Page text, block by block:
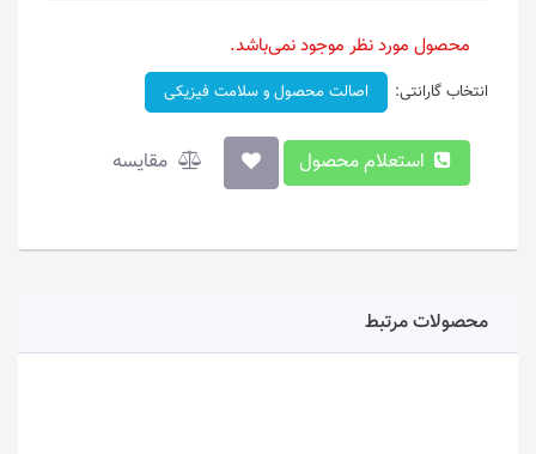
محصول مورد نظر موجود نمی‌باشد.
انتخاب گارانتی: اصالت محصول و سلامت فیزیکی
مقایسه
محصولات مرتبط